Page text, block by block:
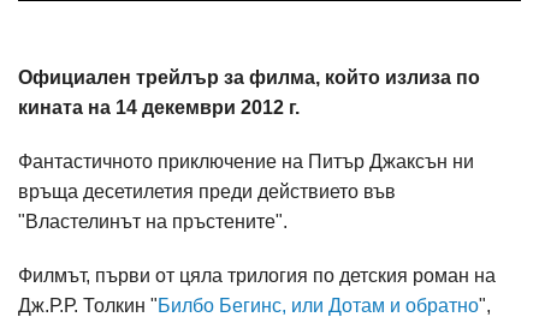
Официален трейлър за филма, който излиза по
кината на 14 декември 2012 г.
Фантастичното приключение на Питър Джаксън ни
връща десетилетия преди действието във
"Властелинът на пръстените".
Филмът, първи от цяла трилогия по детския роман на
Дж.Р.Р. Толкин "Билбо Бегинс, или Дотам и обратно",